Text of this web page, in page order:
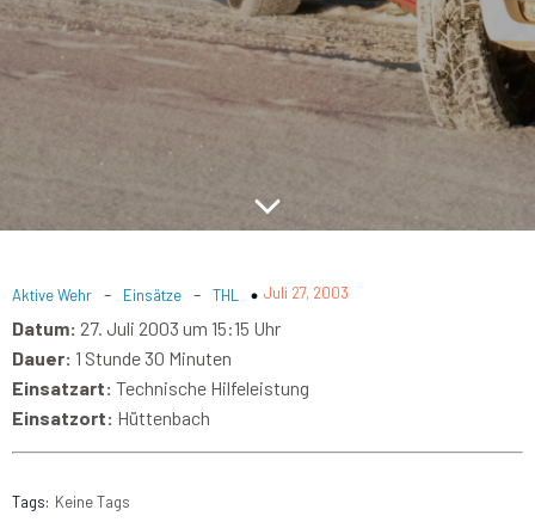
Aktive Wehr - Einsätze - THL Juli 27, 2003
Datum: 27. Juli 2003 um 15:15 Uhr
Dauer: 1 Stunde 30 Minuten
Einsatzart: Technische Hilfeleistung
Einsatzort: Hüttenbach
Tags: Keine Tags